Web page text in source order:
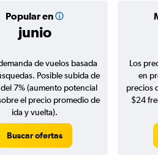
Popular en
junio
de vuelos basada
Posible subida de
7% (aumento potencial
el precio promedio de
ida y vuelta).
Buscar ofertas
Los
en
precios
$24